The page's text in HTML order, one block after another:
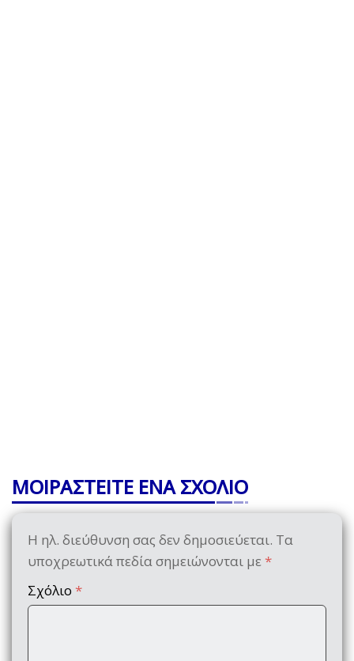
ΜΟΙΡΑΣΤΕΙΤΕ ΕΝΑ ΣΧΟΛΙΟ
Η ηλ. διεύθυνση σας δεν δημοσιεύεται. Τα
υποχρεωτικά πεδία σημειώνονται με *
Σχόλιο *